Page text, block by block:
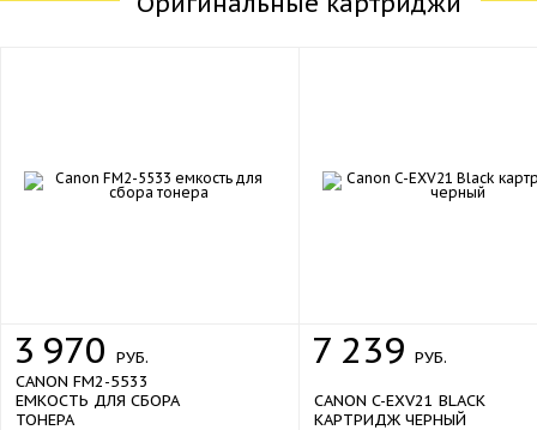
3 970 РУБ.
CANON FM2-5533
ЕМКОСТЬ ДЛЯ СБОРА
ТОНЕРА
7 239 РУБ.
CANON C-EXV21 BLACK
КАРТРИДЖ ЧЕРНЫЙ